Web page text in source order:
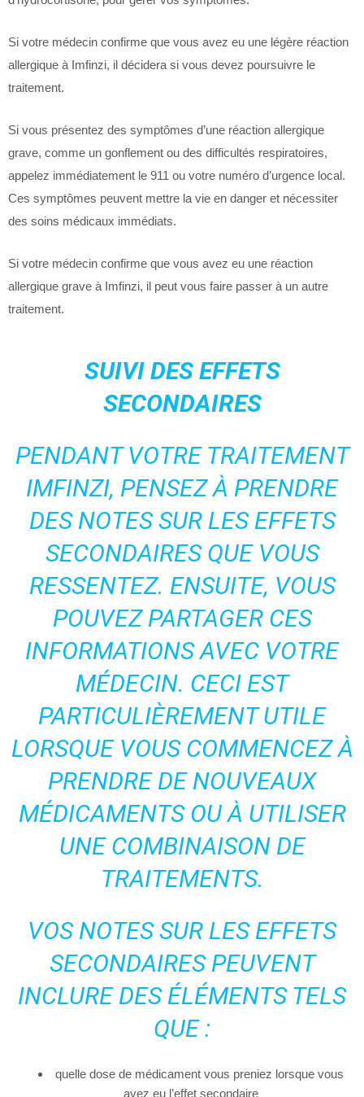
Si votre médecin confirme que vous avez eu une légère réaction
allergique à Imfinzi, il décidera si vous devez poursuivre le
traitement.
Si vous présentez des symptômes d’une réaction allergique
grave, comme un gonflement ou des difficultés respiratoires,
appelez immédiatement le 911 ou votre numéro d’urgence local.
Ces symptômes peuvent mettre la vie en danger et nécessiter
des soins médicaux immédiats.
Si votre médecin confirme que vous avez eu une réaction
allergique grave à Imfinzi, il peut vous faire passer à un autre
traitement.
SUIVI DES EFFETS
SECONDAIRES
PENDANT VOTRE TRAITEMENT
IMFINZI, PENSEZ À PRENDRE
DES NOTES SUR LES EFFETS
SECONDAIRES QUE VOUS
RESSENTEZ. ENSUITE, VOUS
POUVEZ PARTAGER CES
INFORMATIONS AVEC VOTRE
MÉDECIN. CECI EST
PARTICULIÈREMENT UTILE
LORSQUE VOUS COMMENCEZ À
PRENDRE DE NOUVEAUX
MÉDICAMENTS OU À UTILISER
UNE COMBINAISON DE
TRAITEMENTS.
VOS NOTES SUR LES EFFETS
SECONDAIRES PEUVENT
INCLURE DES ÉLÉMENTS TELS
QUE :
quelle dose de médicament vous preniez lorsque vous
avez eu l’effet secondaire